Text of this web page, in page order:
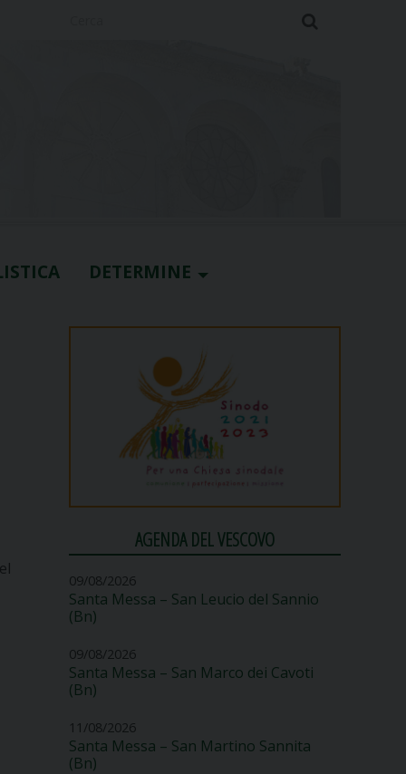
DETERMINE
AGENDA DEL VESCOVO
09/08/2026
Santa Messa – San Leucio del Sannio
(Bn)
09/08/2026
Santa Messa – San Marco dei Cavoti
(Bn)
11/08/2026
Santa Messa – San Martino Sannita
(Bn)